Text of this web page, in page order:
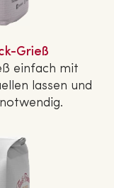
Grieß
einfach mit
lassen und